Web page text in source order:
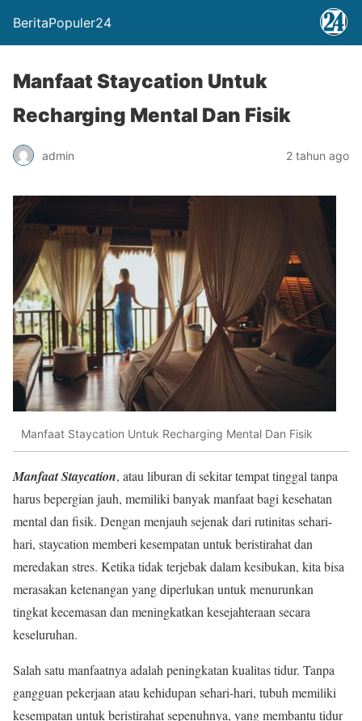
BeritaPopuler24
Manfaat Staycation Untuk
Recharging Mental Dan Fisik
admin 2 tahun ago
Manfaat Staycation Untuk Recharging Mental Dan Fisik
Manfaat Staycation, atau liburan di sekitar tempat tinggal tanpa
harus bepergian jauh, memiliki banyak manfaat bagi kesehatan
mental dan fisik. Dengan menjauh sejenak dari rutinitas sehari-
hari, staycation memberi kesempatan untuk beristirahat dan
meredakan stres. Ketika tidak terjebak dalam kesibukan, kita bisa
merasakan ketenangan yang diperlukan untuk menurunkan
tingkat kecemasan dan meningkatkan kesejahteraan secara
keseluruhan.
Salah satu manfaatnya adalah peningkatan kualitas tidur. Tanpa
gangguan pekerjaan atau kehidupan sehari-hari, tubuh memiliki
kesempatan untuk beristirahat sepenuhnya, yang membantu tidur